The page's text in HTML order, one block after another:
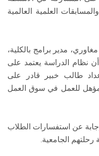
العلمية العالمية
مدير برامج بالكلية،
نظام الدراسة يعتمد على
طالب خبير قادر على
ومؤهل للعمل في سوق العمل
عن استفسارات الطلاب
الجامعية.